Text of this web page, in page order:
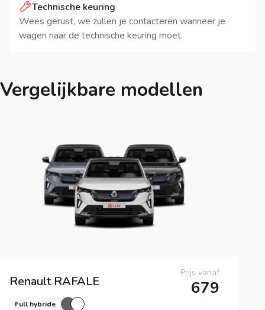
Vergelijkbare modellen
Renault RAFALE
Prijs vanaf
679
Full hybride
Technische keuring
Wees gerust, we zullen je contacteren wanneer je
wagen naar de technische keuring moet.